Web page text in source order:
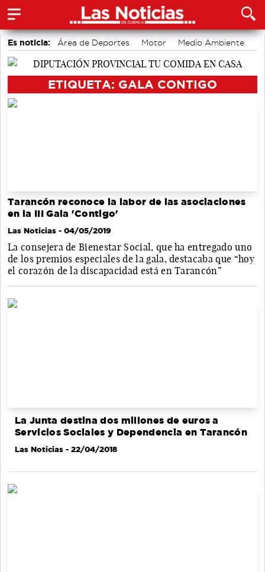
Es noticia: Área de Deportes Motor
Medio Ambiente
Bádminton
Fútbol
ETIQUETA: GALA CONTIGO
Tarancón reconoce la labor de las asociaciones
en la III Gala 'Contigo'
Las Noticias - 04/05/2019
La consejera de Bienestar Social, que ha entregado uno
de los premios especiales de la gala, destacaba que “hoy
el corazón de la discapacidad está en Tarancón”
La Junta destina dos millones de euros a
Servicios Sociales y Dependencia en Tarancón
Las Noticias - 22/04/2018